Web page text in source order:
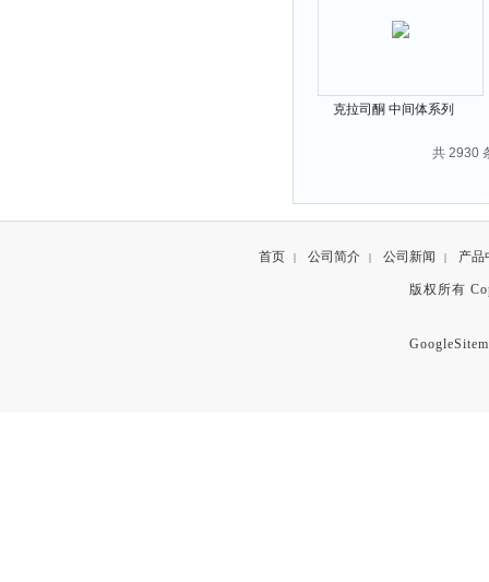
克拉司酮 中间体系列
共 2930
首页 | 公司简介 | 公司新闻 | 产品
版权所有